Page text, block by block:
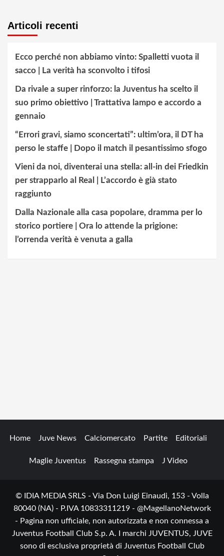
Articoli recenti
Ecco perché non abbiamo vinto: Spalletti vuota il
sacco | La verità ha sconvolto i tifosi
Da rivale a super rinforzo: la Juventus ha scelto il
suo primo obiettivo | Trattativa lampo e accordo a
gennaio
“Errori gravi, siamo sconcertati”: ultim’ora, il DT ha
perso le staffe | Dopo il match il pesantissimo sfogo
Vieni da noi, diventerai una stella: all-in dei Friedkin
per strapparlo al Real | L’accordo è già stato
raggiunto
Dalla Nazionale alla casa popolare, dramma per lo
storico portiere | Ora lo attende la prigione:
l’orrenda verità è venuta a galla
Home Juve News Calciomercato Partite Editoriali
Maglie Juventus Rassegna stampa J Video
© IDIA MEDIA SRLS - Via Don Luigi Einaudi, 153 - Volla
80040 (NA) - P.IVA 10833311219 - @MagellanoNetwork
- Pagina non ufficiale, non autorizzata e non connessa a
Juventus Football Club S.p. A. I marchi JUVENTUS, JUVE
sono di esclusiva proprietà di Juventus Football Club